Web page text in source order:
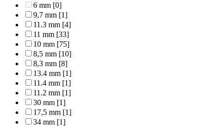
6 mm [0]
9,7 mm [1]
11.3 mm [4]
11 mm [33]
10 mm [75]
8,5 mm [10]
8,3 mm [8]
13.4 mm [1]
11.4 mm [1]
11.2 mm [1]
30 mm [1]
17,5 mm [1]
34 mm [1]